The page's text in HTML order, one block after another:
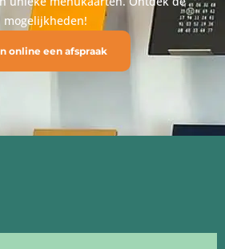
mogelijkheden!
online een afspraak